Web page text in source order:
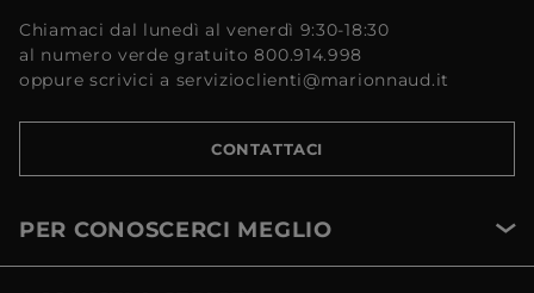
Chiamaci dal lunedì al venerdì 9:30-18:30
al numero verde gratuito 800.914.998
oppure scrivici a servizioclienti@marionnaud.it
CONTATTACI
PER CONOSCERCI MEGLIO